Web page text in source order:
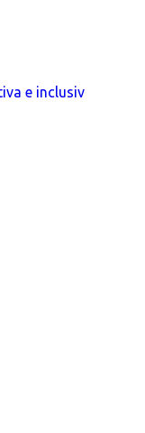
e inclusiv